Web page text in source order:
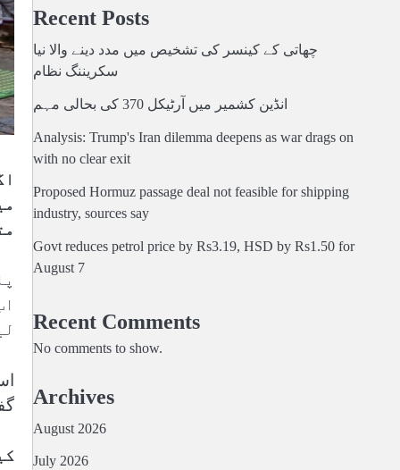
Recent Posts
چھاتی کے کینسر کی تشخیص میں مدد دینے والا نیا
سکریننگ نظام
انڈین کشمیر میں آرٹیکل 370 کی بحالی مہم
Analysis: Trump's Iran dilemma deepens as war drags on
with no clear exit
Proposed Hormuz passage deal not feasible for shipping
industry, sources say
Govt reduces petrol price by Rs3.19, HSD by Rs1.50 for
August 7
Recent Comments
No comments to show.
Archives
August 2026
July 2026